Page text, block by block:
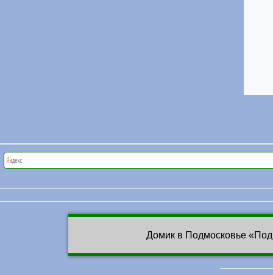
Домик в Подмосковье